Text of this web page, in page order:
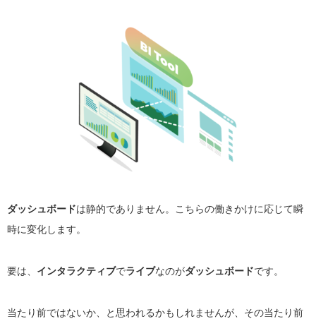
ダッシュボードは静的でありません。こちらの働きかけに応じて瞬
時に変化します。
要は、 インタラクティブでライブなのがダッシュボードです。
当たり前ではないか、と思われるかもしれませんが、その当たり前